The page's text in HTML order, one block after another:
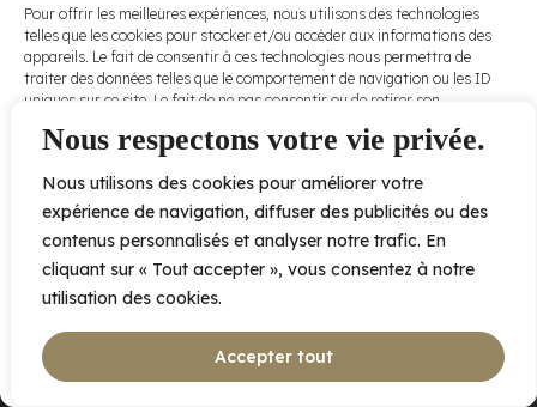
Nous respectons votre vie privée.
Nous utilisons des cookies pour améliorer votre
expérience de navigation, diffuser des publicités ou des
contenus personnalisés et analyser notre trafic. En
cliquant sur « Tout accepter », vous consentez à notre
utilisation des cookies.
Accepter tout
Pour offrir les meilleures expériences, nous utilisons des technologies
telles que les cookies pour stocker et/ou accéder aux informations des
appareils. Le fait de consentir à ces technologies nous permettra de
traiter des données telles que le comportement de navigation ou les ID
uniques sur ce site. Le fait de ne pas consentir ou de retirer son
et fonctions.
Accepter
Refuser
conditions
d’utilisationet
nospolitiques
de
confidentialité .